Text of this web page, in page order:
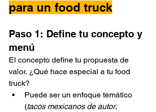
para un food truck
Paso 1: Define tu concepto y
menú
El concepto define tu propuesta de
valor. ¿Qué hace especial a tu food
truck?
Puede ser un enfoque temático
(tacos mexicanos de autor,